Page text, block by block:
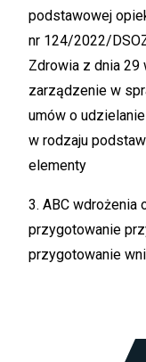
podstawowej
nr 124/2022/
Zdrowia z dnia 29
zarządzenie w
umów o
w rodzaju
elementy
3. ABC wdrożenia
przygotowanie
przygotowanie